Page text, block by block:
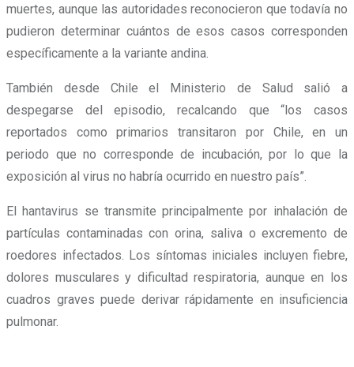
muertes, aunque las autoridades reconocieron que todavía no
pudieron determinar cuántos de esos casos corresponden
específicamente a la variante andina.
También desde Chile el Ministerio de Salud salió a
despegarse del episodio, recalcando que “los casos
reportados como primarios transitaron por Chile, en un
periodo que no corresponde de incubación, por lo que la
exposición al virus no habría ocurrido en nuestro país”.
El hantavirus se transmite principalmente por inhalación de
partículas contaminadas con orina, saliva o excremento de
roedores infectados. Los síntomas iniciales incluyen fiebre,
dolores musculares y dificultad respiratoria, aunque en los
cuadros graves puede derivar rápidamente en insuficiencia
pulmonar.